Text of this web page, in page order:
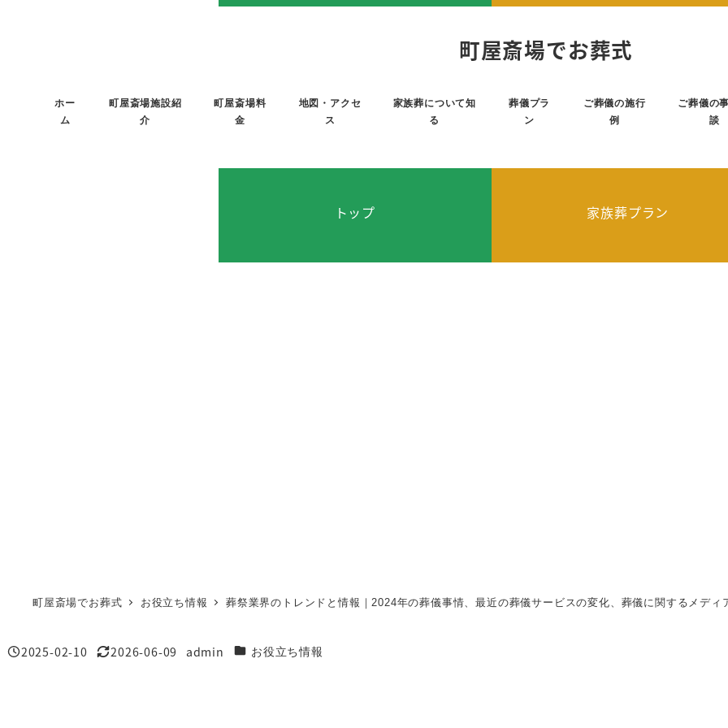
町屋斎場でお葬式
ホー
ム
町屋斎場施設紹
介
町屋斎場料
金
地図・アクセ
ス
家族葬について知
る
葬儀プラ
ン
ご葬儀の施行
例
ご葬儀の
談
町屋斎場でお葬式 お役立ち情報 葬祭業界のトレンドと情報｜2024年の葬儀事情、最近の葬儀サービスの変化、葬儀に関するメディ
投稿日
2025-02-10
更新日
2026-06-09
著
admin カテゴリー
お役立ち情報
トップ 家族葬プラン